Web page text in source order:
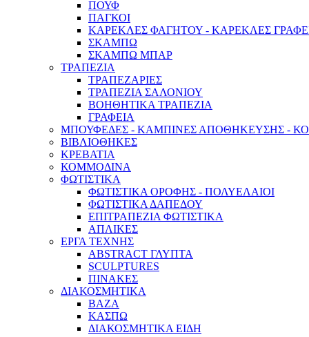
ΠΟΥΦ
ΠΑΓΚΟΙ
ΚΑΡΕΚΛΕΣ ΦΑΓΗΤΟΥ - ΚΑΡΕΚΛΕΣ
ΣΚΑΜΠΩ
ΣΚΑΜΠΩ ΜΠΑΡ
ΤΡΑΠΕΖΙΑ
ΤΡΑΠΕΖΑΡΙΕΣ
ΤΡΑΠΕΖΙΑ ΣΑΛΟΝΙΟΥ
ΒΟΗΘΗΤΙΚΑ ΤΡΑΠΕΖΙΑ
ΓΡΑΦΕΙΑ
ΜΠΟΥΦΕΔΕΣ - ΚΑΜΠΙΝΕΣ ΑΠΟΘΗΚΕΥΣΗΣ -
ΒΙΒΛΙΟΘΗΚΕΣ
ΚΡΕΒΑΤΙΑ
ΚΟΜΜΟΔΙΝΑ
ΦΩΤΙΣΤΙΚΑ
ΦΩΤΙΣΤΙΚΑ ΟΡΟΦΗΣ - ΠΟΛΥΕΛΑΙΟΙ
ΦΩΤΙΣΤΙΚΑ ΔΑΠΕΔΟΥ
ΕΠΙΤΡΑΠΕΖΙΑ ΦΩΤΙΣΤΙΚΑ
ΑΠΛΙΚΕΣ
ΕΡΓΑ ΤΕΧΝΗΣ
ABSTRACT ΓΛΥΠΤΑ
SCULPTURES
ΠΙΝΑΚΕΣ
ΔΙΑΚΟΣΜΗΤΙΚΑ
ΒΑΖΑ
ΚΑΣΠΩ
ΔΙΑΚΟΣΜΗΤΙΚΑ ΕΙΔΗ